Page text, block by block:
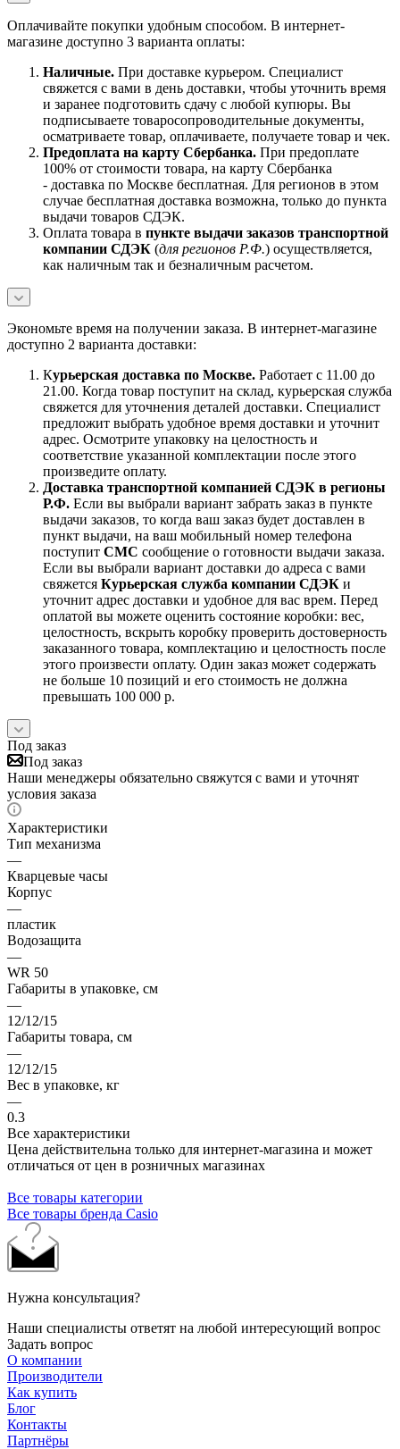
Оплачивайте покупки удобным способом. В интернет-
магазине доступно 3 варианта оплаты:
Наличные. При доставке курьером. Специалист
свяжется с вами в день доставки, чтобы уточнить время
и заранее подготовить сдачу с любой купюры. Вы
подписываете товаросопроводительные документы,
осматриваете товар, оплачиваете, получаете товар и чек.
Предоплата на карту Сбербанка. При предоплате
100% от стоимости товара, на карту Сбербанка
- доставка по Москве бесплатная. Для регионов в этом
случае бесплатная доставка возможна, только до пункта
выдачи товаров СДЭК.
Оплата товара в пункте выдачи заказов транспортной
компании СДЭК (для регионов Р.Ф.) осуществляется,
как наличным так и безналичным расчетом.
Экономьте время на получении заказа. В интернет-магазине
доступно 2 варианта доставки:
Курьерская доставка по Москве. Работает с 11.00 до
21.00. Когда товар поступит на склад, курьерская служба
свяжется для уточнения деталей доставки. Специалист
предложит выбрать удобное время доставки и уточнит
адрес. Осмотрите упаковку на целостность и
соответствие указанной комплектации после этого
произведите оплату.
Доставка транспортной компанией СДЭК в регионы
Р.Ф. Если вы выбрали вариант забрать заказ в пункте
выдачи заказов, то когда ваш заказ будет доставлен в
пункт выдачи, на ваш мобильный номер телефона
поступит СМС сообщение о готовности выдачи заказа.
Если вы выбрали вариант доставки до адреса с вами
свяжется Курьерская служба компании СДЭК и
уточнит адрес доставки и удобное для вас врем. Перед
оплатой вы можете оценить состояние коробки: вес,
целостность, вскрыть коробку проверить достоверность
заказанного товара, комплектацию и целостность после
этого произвести оплату. Один заказ может содержать
не больше 10 позиций и его стоимость не должна
превышать 100 000 р.
Под заказ
Под заказ
Наши менеджеры обязательно свяжутся с вами и уточнят
условия заказа
Характеристики
Тип механизма
—
Кварцевые часы
Корпус
—
пластик
Водозащита
—
WR 50
Габариты в упаковке, см
—
12/12/15
Габариты товара, см
—
12/12/15
Вес в упаковке, кг
—
0.3
Все характеристики
Цена действительна только для интернет-магазина и может
отличаться от цен в розничных магазинах
Все товары категории
Все товары бренда Casio
Нужна консультация?
Наши специалисты ответят на любой интересующий вопрос
Задать вопрос
О компании
Производители
Как купить
Блог
Контакты
Партнёры